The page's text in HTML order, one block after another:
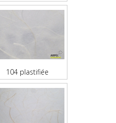
104 plastifiée